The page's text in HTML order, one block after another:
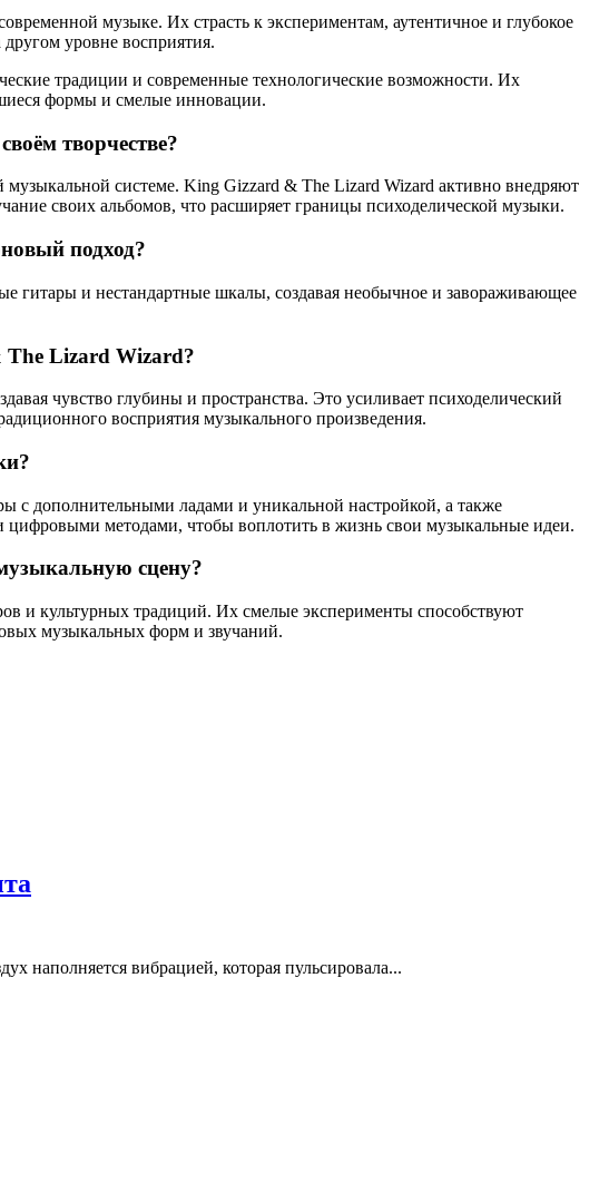
музыке. Их страсть к экспериментам, аутентичное и глубокое
уровне восприятия.
традиции и современные технологические возможности. Их
формы и смелые инновации.
творчестве?
системе. King Gizzard & The Lizard Wizard активно внедряют
своих альбомов, что расширяет границы психоделической музыки.
подход?
гитары и нестандартные шкалы, создавая необычное и завораживающее
The Lizard Wizard?
чувство глубины и пространства. Это усиливает психоделический
восприятия музыкального произведения.
с дополнительными ладами и уникальной настройкой, а также
методами, чтобы воплотить в жизнь свои музыкальные идеи.
сцену?
и культурных традиций. Их смелые эксперименты способствуют
музыкальных форм и звучаний.
наполняется вибрацией, которая пульсировала...